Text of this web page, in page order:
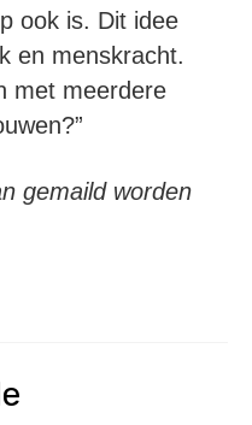
ook is. Dit idee
en menskracht.
met meerdere
gemaild worden